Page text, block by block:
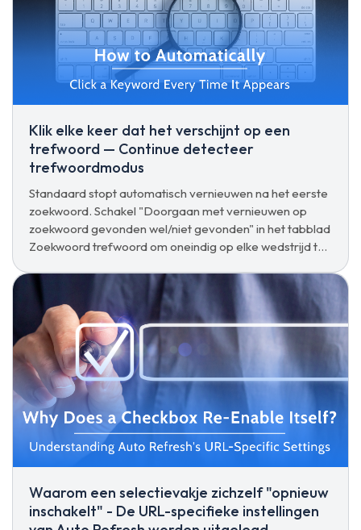
Klik elke keer dat het verschijnt op een
trefwoord — Continue detecteer
trefwoordmodus
Standaard stopt automatisch vernieuwen na het eerste
zoekwoord. Schakel "Doorgaan met vernieuwen op
zoekwoord gevonden wel/niet gevonden" in het tabblad
Zoekwoord trefwoord om oneindig op elke wedstrijd te
Waarom een selectievakje zichzelf "opnieuw
inschakelt" - De URL-specifieke instellingen